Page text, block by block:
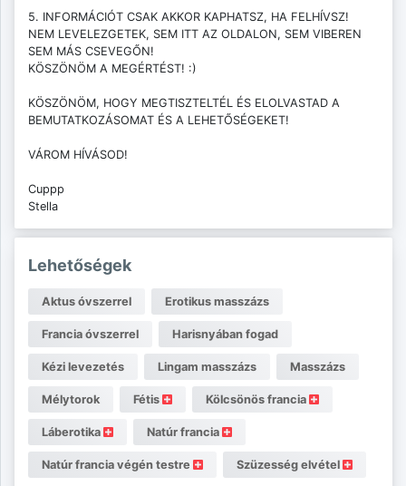
5. INFORMÁCIÓT CSAK AKKOR KAPHATSZ, HA FELHÍVSZ!
NEM LEVELEZGETEK, SEM ITT AZ OLDALON, SEM VIBEREN
SEM MÁS CSEVEGŐN!
KÖSZÖNÖM A MEGÉRTÉST! :)
KÖSZÖNÖM, HOGY MEGTISZTELTÉL ÉS ELOLVASTAD A
BEMUTATKOZÁSOMAT ÉS A LEHETŐSÉGEKET!
VÁROM HÍVÁSOD!
Cuppp
Stella
Lehetőségek
Aktus óvszerrel Erotikus masszázs
Francia óvszerrel Harisnyában fogad
Kézi levezetés Lingam masszázs Masszázs
Mélytorok Fétis Kölcsönös francia
Láberotika Natúr francia
Natúr francia végén testre Szüzesség elvétel